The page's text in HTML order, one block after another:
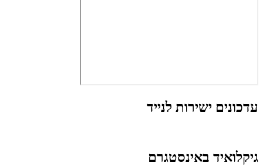
עדכונים ישירות לנייד
גיקלואיד באינסטגרם